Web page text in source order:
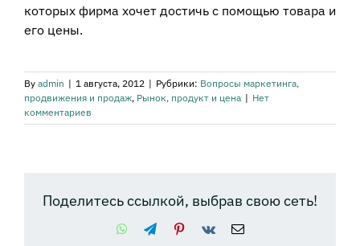
которых фирма хочет достичь с помощью товара и
его цены.
By admin | 1 августа, 2012 | Рубрики: Вопросы маркетинга,
продвижения и продаж, Рынок, продукт и цена | Нет
комментариев
Поделитесь ссылкой, выбрав свою сеть!
WhatsApp
TelegramPinterest
Vk Email